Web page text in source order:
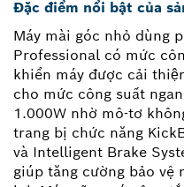
Đặc điểm nổi bật của
Máy mài góc nhỏ dùng
Professional có mức
khiển máy được cải
cho mức công suất
1.000W nhờ mô-tơ
trang bị chức năng
và Intelligent Brake
giúp tăng cường bảo vệ